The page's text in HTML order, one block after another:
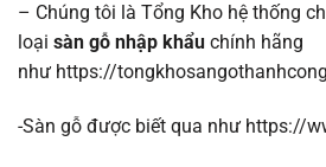
– Chúng tôi là Tổng Kho hệ thống
loại sàn gỗ nhập khẩu chính hãng
như https://
-Sàn gỗ được biết qua như https://